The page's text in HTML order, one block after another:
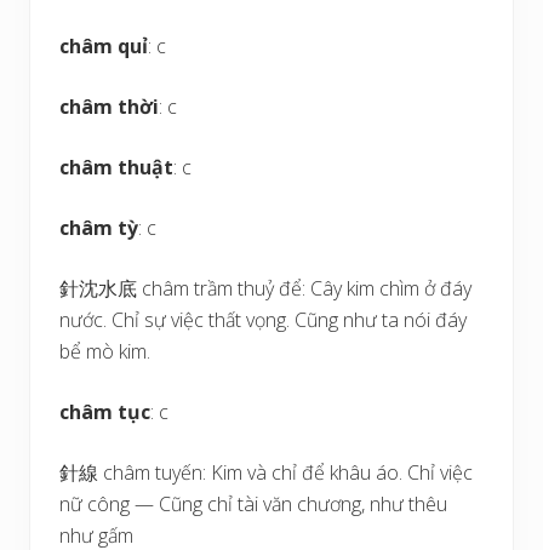
châm quỉ: c
châm thời: c
châm thuật: c
châm tỳ: c
針沈水底 châm trầm thuỷ để: Cây kim chìm ở đáy
nước. Chỉ sự việc thất vọng. Cũng như ta nói đáy
bể mò kim.
châm tục: c
針線 châm tuyến: Kim và chỉ để khâu áo. Chỉ việc
nữ công — Cũng chỉ tài văn chương, như thêu
như gấm